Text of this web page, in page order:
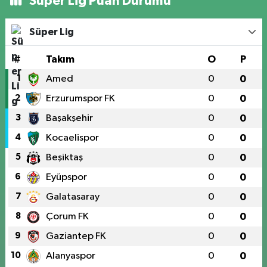
Süper Lig
# Takım O P
1 Amed 0 0
2 Erzurumspor FK 0 0
3 Başakşehir 0 0
4 Kocaelispor 0 0
5 Beşiktaş 0 0
6 Eyüpspor 0 0
7 Galatasaray 0 0
8 Çorum FK 0 0
9 Gaziantep FK 0 0
10 Alanyaspor 0 0